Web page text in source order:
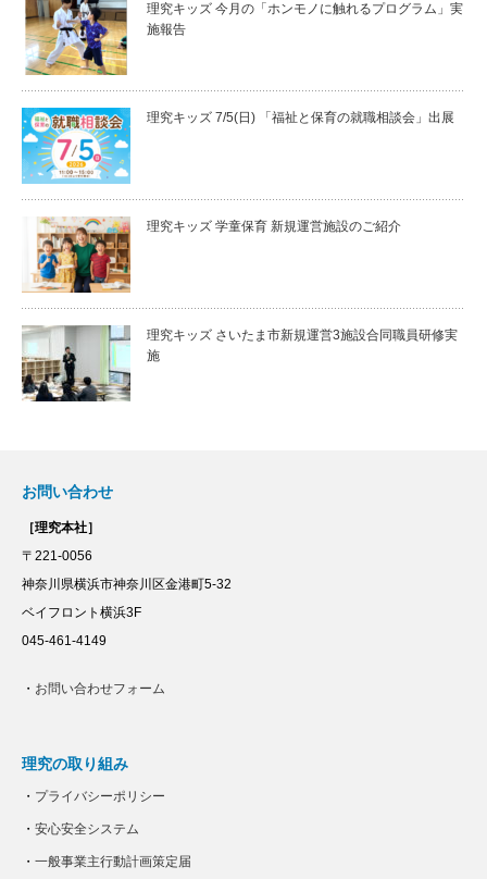
理究キッズ 今月の「ホンモノに触れるプログラム」実
施報告
理究キッズ 7/5(日) 「福祉と保育の就職相談会」出展
理究キッズ 学童保育 新規運営施設のご紹介
理究キッズ さいたま市新規運営3施設合同職員研修実
施
お問い合わせ
［理究本社］
〒221-0056
神奈川県横浜市神奈川区金港町5-32
ベイフロント横浜3F
045-461-4149
・ お問い合わせフォーム
理究の取り組み
・ プライバシーポリシー
・ 安心安全システム
・ 一般事業主行動計画策定届